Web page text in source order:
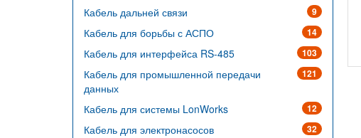
9
Кабель дальней связи
14
Кабель для борьбы с АСПО
103
Кабель для интерфейса RS-485
121
Кабель для промышленной передачи
данных
12
Кабель для системы LonWorks
32
Кабель для электронасосов